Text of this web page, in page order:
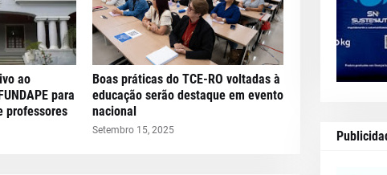
ao
para
professores
Boas práticas do TCE-RO voltadas à
educação serão destaque em evento
nacional
Setembro 15, 2025